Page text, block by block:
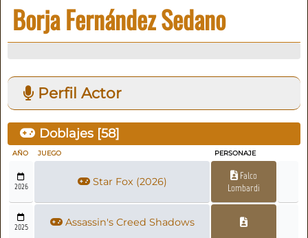
Borja Fernández Sedano
Perfil Actor
Doblajes [58]
AÑO JUEGO PERSONAJE
2026 Star Fox (2026)
Falco
Lombardi
2025 Assassin's Creed Shadows